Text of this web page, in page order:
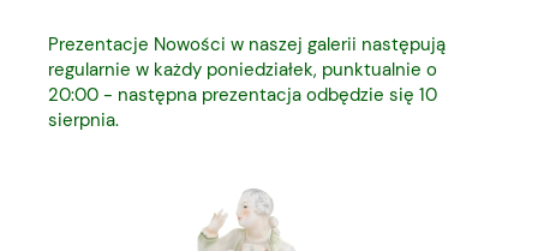
Prezentacje Nowości w naszej galerii następują
regularnie w każdy poniedziałek, punktualnie o
20:00 - następna prezentacja odbędzie się 10
sierpnia.